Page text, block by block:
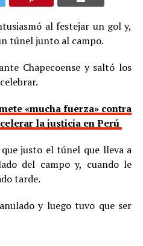
al festejar un gol y,
túnel junto al campo.
Chapecoense y saltó los
«mucha fuerza» contra
la justicia en Perú
justo el túnel que lleva a
del campo y, cuando le
tarde.
y luego tuvo que ser